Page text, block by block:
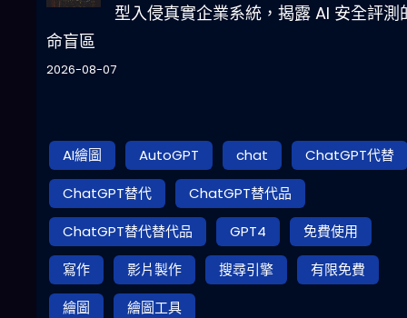
型入侵真實企業系統，揭露 AI 安全評測
命盲區
2026-08-07
AI繪圖 AutoGPT chat
ChatGPT代替
ChatGPT替代
ChatGPT替代品
ChatGPT替代替代品
GPT4
免費使用
寫作
影片製作 搜尋引擎
有限免費
繪圖
繪圖工具